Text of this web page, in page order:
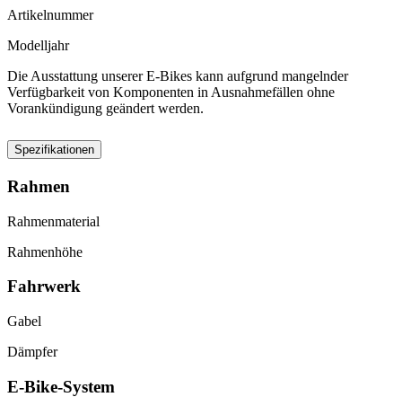
Artikelnummer
Modelljahr
Die Ausstattung unserer E-Bikes kann aufgrund mangelnder
Verfügbarkeit von Komponenten in Ausnahmefällen ohne
Vorankündigung geändert werden.
Spezifikationen
Rahmen
Rahmenmaterial
Rahmenhöhe
Fahrwerk
Gabel
Dämpfer
E-Bike-System